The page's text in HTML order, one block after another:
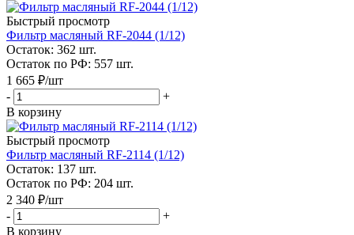
Быстрый просмотр
Фильтр масляный RF-2044 (1/12)
Остаток: 362 шт.
Остаток по РФ: 557 шт.
1 665 ₽/шт
-
+
В корзину
Быстрый просмотр
Фильтр масляный RF-2114 (1/12)
Остаток: 137 шт.
Остаток по РФ: 204 шт.
2 340 ₽/шт
-
+
В корзину